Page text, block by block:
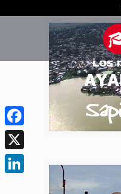
Facebook
X